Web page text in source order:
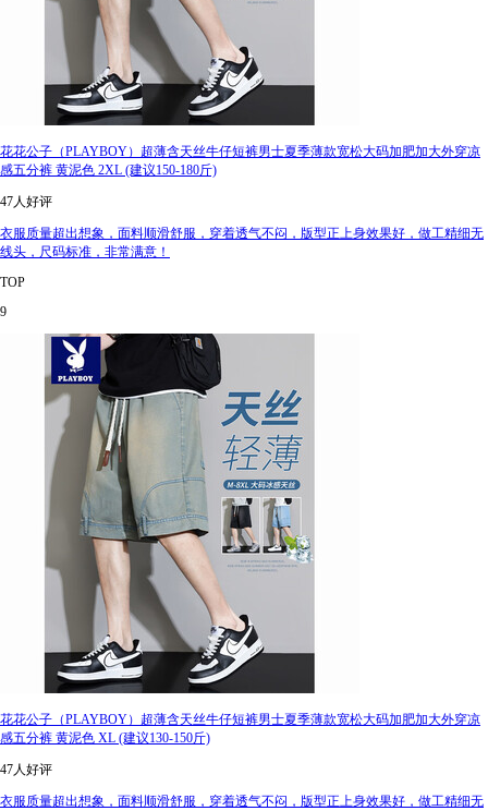
花花公子（PLAYBOY）超薄含天丝牛仔短裤男士夏季薄款宽松大码加肥加大外穿凉
感五分裤 黄泥色 2XL (建议150-180斤)
47人好评
衣服质量超出想象，面料顺滑舒服，穿着透气不闷，版型正上身效果好，做工精细无
线头，尺码标准，非常满意！
TOP
9
花花公子（PLAYBOY）超薄含天丝牛仔短裤男士夏季薄款宽松大码加肥加大外穿凉
感五分裤 黄泥色 XL (建议130-150斤)
47人好评
衣服质量超出想象，面料顺滑舒服，穿着透气不闷，版型正上身效果好，做工精细无